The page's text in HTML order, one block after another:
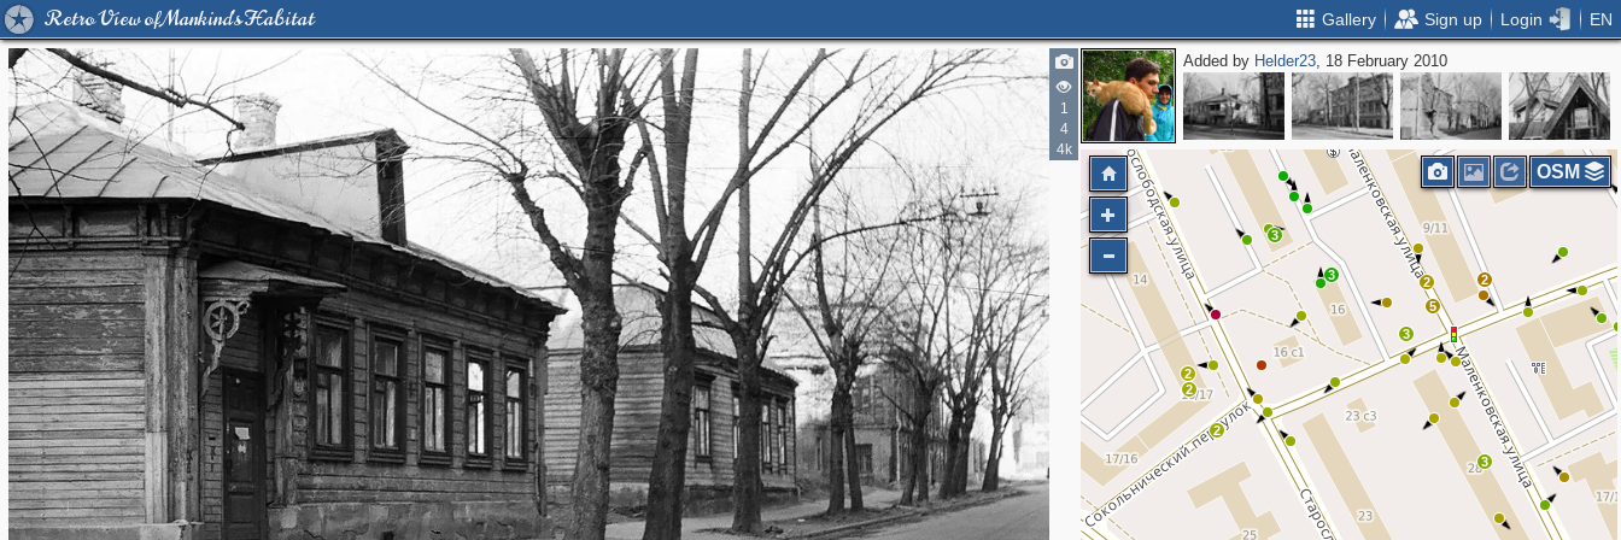
Retro View of Mankind's Habitat Gallery Sign up Login EN
1
4
4k
Added by Helder23, 18 February 2010
3
2
2
3
3
5
2 2
4
3
3
2
2
OSM